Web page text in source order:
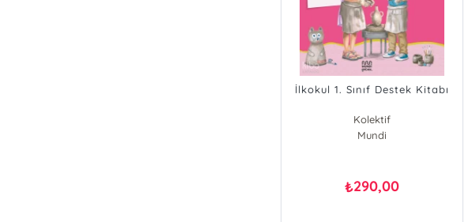
İlkokul 1. Sınıf Destek Kitabı
Kolektif
Derya Şirin
Mundi
₺290,00